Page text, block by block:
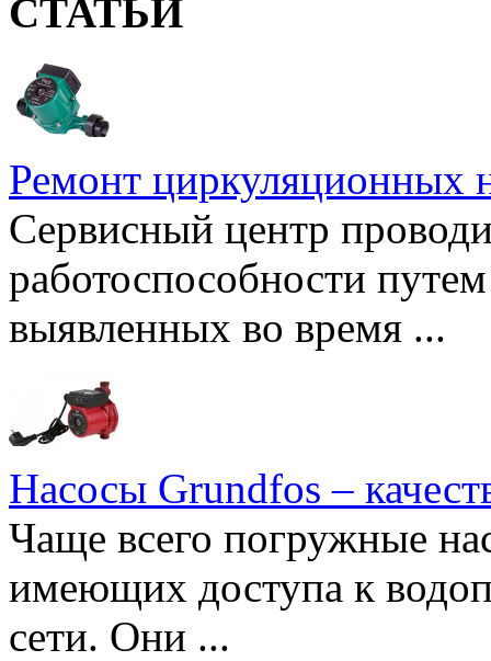
СТАТЬИ
Ремонт циркуляционных
Сервисный центр
работоспособности
выявленных во время ...
Насосы Grundfos –
Чаще всего погружные
имеющих доступа к
сети. Они ...